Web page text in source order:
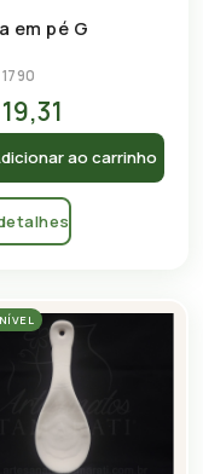
em pé G
ao carrinho